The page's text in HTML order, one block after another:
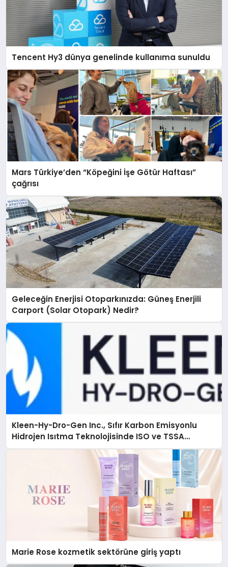
Tencent Hy3 dünya genelinde kullanıma sunuldu
Mars Türkiye’den “Köpeğini İşe Götür Haftası”
çağrısı
Geleceğin Enerjisi Otoparkınızda: Güneş Enerjili
Carport (Solar Otopark) Nedir?
Kleen-Hy-Dro-Gen Inc., Sıfır Karbon Emisyonlu
Hidrojen Isıtma Teknolojisinde ISO ve TSSA
Düzenleyici Onaylarını Aldı
Marie Rose kozmetik sektörüne giriş yaptı